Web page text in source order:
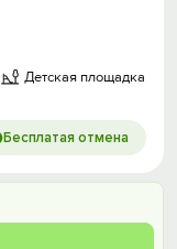
Детская площадка
Бесплатая отмена